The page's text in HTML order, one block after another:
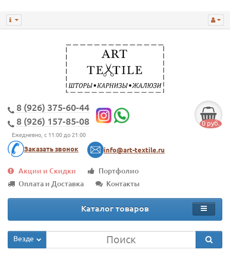
8 (926) 375-60-44
8 (926) 157-85-08
Ежедневно, с 11:00 до 21:00
Заказать звонок info@art-textile.ru
0 руб.
Акции и Скидки
Портфолио
Оплата и Доставка
Контакты
Каталог товаров
Везде